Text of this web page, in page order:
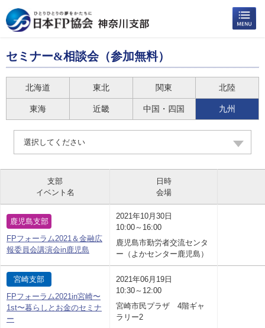
セミナー&相談会（参加無料）
北海道 東北 関東 北陸
東海 近畿 中国・四国 九州
選択してください
支部
イベント名
日時
会場
鹿児島支部
FPフォーラム2021＆金融広
報委員会講演会in鹿児島
2021年10月30日
10:00～16:00
鹿児島市勤労者交流センタ
ー（よかセンター鹿児島）
宮崎支部
FPフォーラム2021in宮崎〜
1st〜暮らしとお金のセミナ
ー
2021年06月19日
10:30～12:00
宮崎市民プラザ 4階ギャ
ラリー2